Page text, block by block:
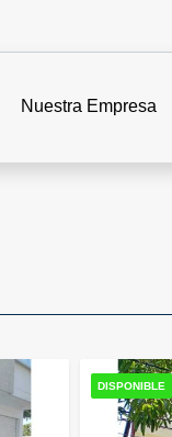
Nuestra Empresa
DISPONIBLE